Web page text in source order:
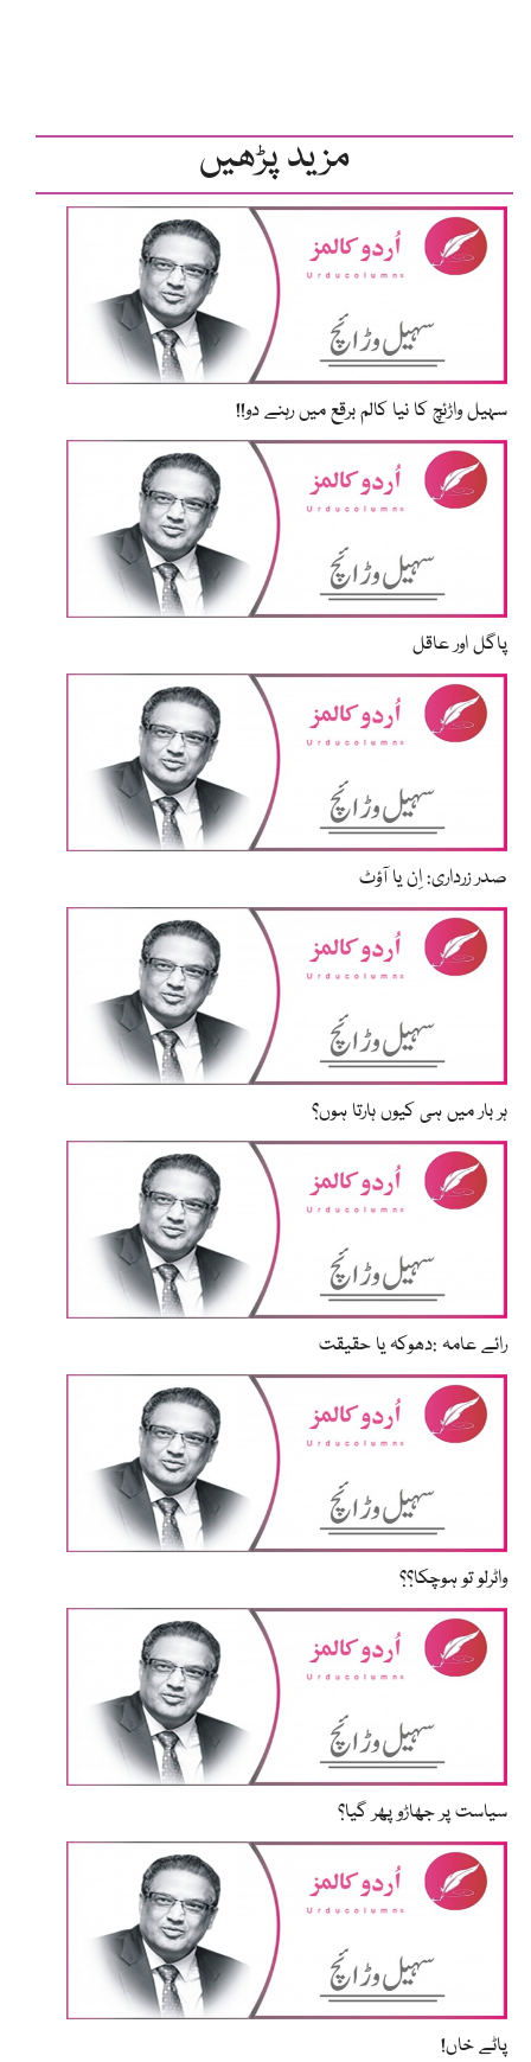
مزید پڑھیں
سہیل واڑئچ کا نیا کالم برقع میں رہنے دو!!
پاگل اور عاقل
صدر زرداری: اِن یا آؤٹ
ہر بار میں ہی کیوں ہارتا ہوں؟
رائے عامہ :دھوکہ یا حقیقت
واٹرلو تو ہوچکا؟؟
سیاست پر جھاڑو پھر گیا؟
پاٹے خاں!